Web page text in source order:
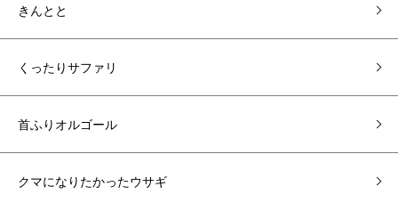
きんとと
くったりサファリ
首ふりオルゴール
クマになりたかったウサギ